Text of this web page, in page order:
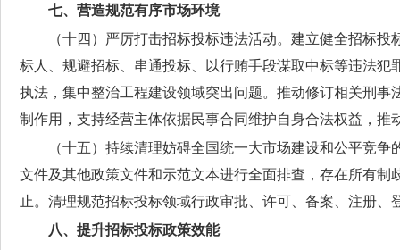
七、营造规范有序市场环境
（十四）严厉打击招标投标违法活动。 建立健全招标投
标人、规避招标、串通投标、以行贿手段谋取中标等违法
执法，集中整治工程建设领域突出问题。推动修订相关刑
制作用，支持经营主体依据民事合同维护自身合法权益，
（十五）持续清理妨碍全国统一大市场建设和公平竞争
文件及其他政策文件和示范文本进行全面排查，存在所有
止。清理规范招标投标领域行政审批、许可、备案、注册
八、提升招标投标政策效能